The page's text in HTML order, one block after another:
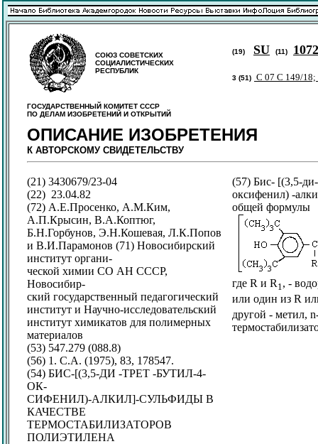
СОЮЗ СОВЕТСКИХ
СОЦИАЛИСТИЧЕСКИХ
РЕСПУБЛИК
(19) SU (11)
3 (51) C 07 C 149/
ГОСУДАРСТВЕННЫЙ КОМИТЕТ СССР
ПО ДЕЛАМ ИЗОБРЕТЕНИЙ И ОТКРЫТИЙ
ОПИСАНИЕ ИЗОБРЕТЕНИЯ
К АВТОРСКОМУ СВИДЕТЕЛЬСТВУ
(21) 3430679/23-04
(22) 23.04.82
(72) А.Е.Просенко, А.М.Ким,
А.П.Крысин, В.А.Коптюг,
Б.Н.Горбунов, Э.Н.Кошевая, Л.К.Попов
и В.И.Парамонов (71) Новосибирский
институт органи-
ческой химии СО АН СССР,
Новосибир-
ский государственный педагогический
институт и Научно-исследовательский
институт химикатов для полимерных
материалов
(53) 547.279 (088.8)
(56) 1. С.А. (1975), 83, 178547.
(54) БИС-[(3,5-ДИ -ТРЕТ -БУТИЛ-4-
ОК-
СИФЕНИЛ)-АЛКИЛ]-СУЛЬФИДЫ В
КАЧЕСТВЕ
ТЕРМОСТАБИЛИЗАТОРОВ
ПОЛИЭТИЛЕНА
(57) Бис- [(3,5-
оксифенил) -
общей формулы
где R и R 1, -
или один из R
другой - метил,